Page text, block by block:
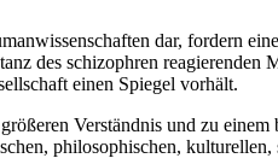
dar, fordern
des schizophren reagierenden
einen Spiegel vorhält.
Verständnis und zu einem
philosophischen, kulturellen,